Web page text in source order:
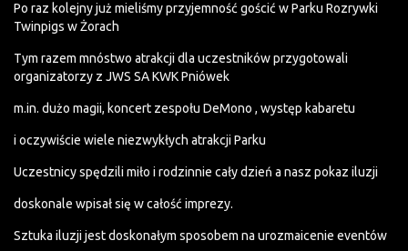
Po raz kolejny już mieliśmy przyjemność gościć w Parku Rozrywki
Twinpigs w Żorach
Tym razem mnóstwo atrakcji dla uczestników przygotowali
organizatorzy z JWS SA KWK Pniówek
m.in. dużo magii, koncert zespołu DeMono , występ kabaretu
i oczywiście wiele niezwykłych atrakcji Parku
Uczestnicy spędzili miło i rodzinnie cały dzień a nasz pokaz iluzji
doskonale wpisał się w całość imprezy.
Sztuka iluzji jest doskonałym sposobem na urozmaicenie eventów